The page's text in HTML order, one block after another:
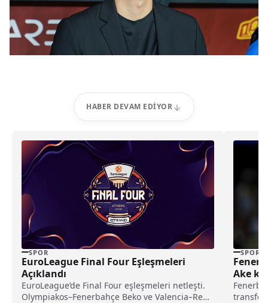
HABER DEVAM EDIYOR
SPOR
EuroLeague Final Four Eşleşmeleri
Açıklandı
EuroLeague’de Final Four eşleşmeleri netleşti.
Olympiakos–Fenerbahçe Beko ve Valencia–Real
SPOR
Ake